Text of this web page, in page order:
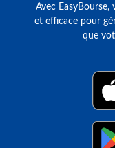
Avec
et efficace pour
que